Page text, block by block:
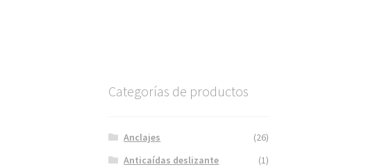
Categorías de productos
Anclajes
(26)
Anticaídas deslizante
(1)